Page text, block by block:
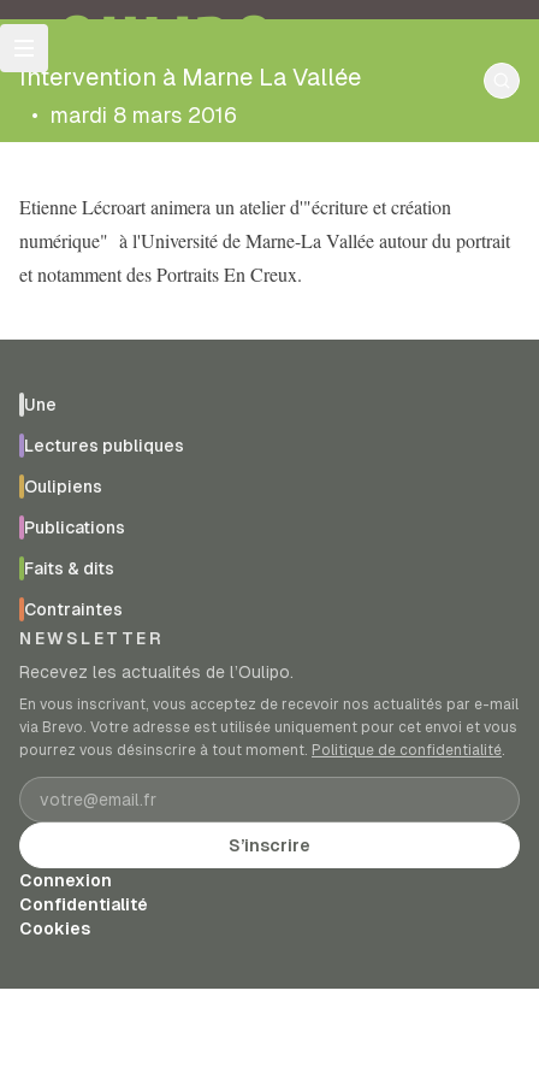
OULIPO
Intervention à Marne La Vallée
• mardi 8 mars 2016
Etienne Lécroart animera un atelier d'"écriture et création
numérique" à l'Université de Marne-La Vallée autour du portrait
et notamment des Portraits En Creux.
Une
Lectures publiques
Oulipiens
Publications
Faits & dits
Contraintes
NEWSLETTER
Recevez les actualités de l’Oulipo.
En vous inscrivant, vous acceptez de recevoir nos actualités par e-mail
via Brevo. Votre adresse est utilisée uniquement pour cet envoi et vous
pourrez vous désinscrire à tout moment. Politique de confidentialité.
Adresse e-mail
S’inscrire
Connexion
Confidentialité
Cookies